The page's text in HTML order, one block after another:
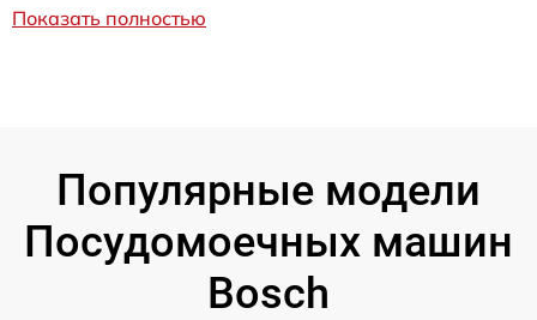
Показать полностью
Популярные модели
Посудомоечных машин
Bosch